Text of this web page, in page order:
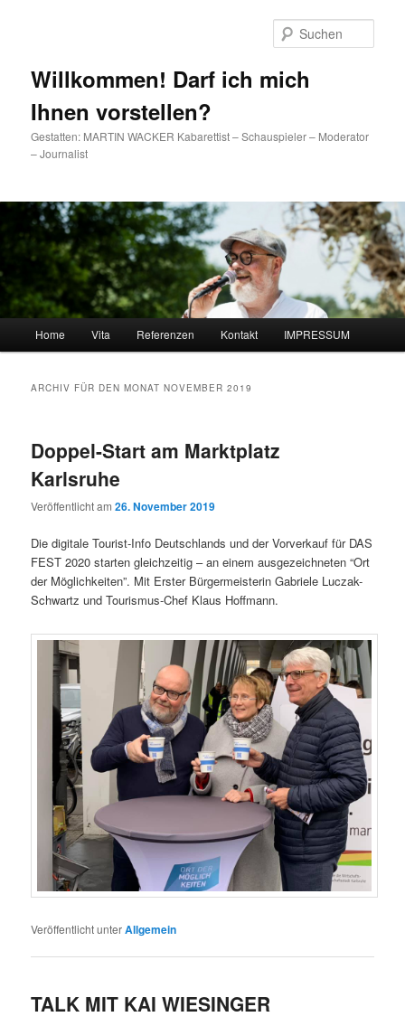
Willkommen! Darf ich mich
Ihnen vorstellen?
Gestatten: MARTIN WACKER Kabarettist – Schauspieler – Moderator
– Journalist
Zum Inhalt wechseln
Zum sekundären Inhalt wechseln
Home Vita Referenzen Kontakt IMPRESSUM
ARCHIV FÜR DEN MONATNOVEMBER 2019
Doppel-Start am Marktplatz
Karlsruhe
Veröffentlicht am26. November 2019
Die digitale Tourist-Info Deutschlands und der Vorverkauf für DAS
FEST 2020 starten gleichzeitig – an einem ausgezeichneten “Ort
der Möglichkeiten”. Mit Erster Bürgermeisterin Gabriele Luczak-
Schwartz und Tourismus-Chef Klaus Hoffmann.
Veröffentlicht unterAllgemein
TALK MIT KAI WIESINGER